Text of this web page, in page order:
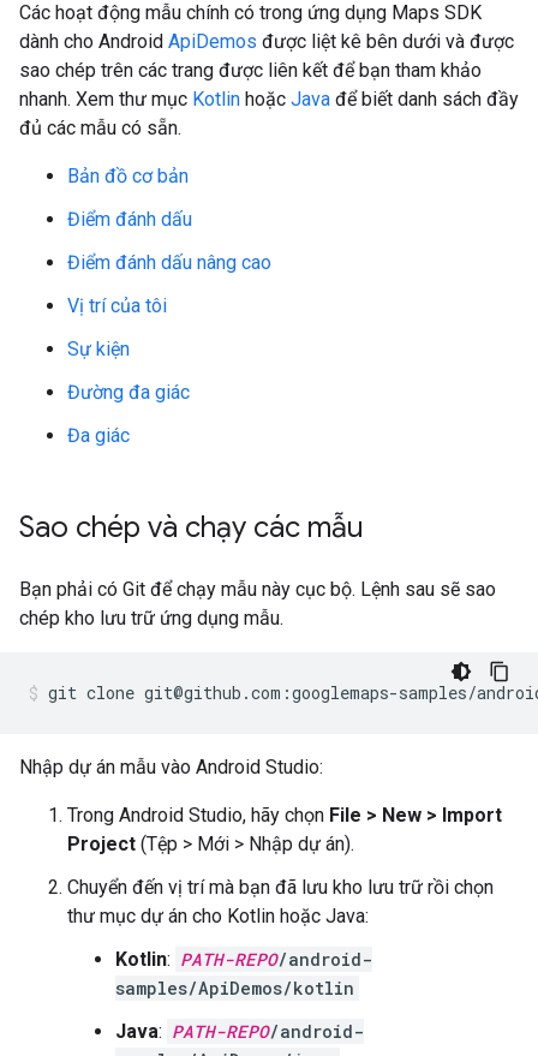
Các hoạt động mẫu chính có trong ứng dụng Maps SDK
dành cho Android ApiDemos được liệt kê bên dưới và được
sao chép trên các trang được liên kết để bạn tham khảo
nhanh. Xem thư mục Kotlin hoặc Java để biết danh sách đầy
đủ các mẫu có sẵn.
Bản đồ cơ bản
Điểm đánh dấu
Điểm đánh dấu nâng cao
Vị trí của tôi
Sự kiện
Đường đa giác
Đa giác
Sao chép và chạy các mẫu
Bạn phải có Git để chạy mẫu này cục bộ. Lệnh sau sẽ sao
chép kho lưu trữ ứng dụng mẫu.
git clone git@github.com:googlemaps-samples/
Nhập dự án mẫu vào Android Studio:
Trong Android Studio, hãy chọn File > New > Import
Project (Tệp > Mới > Nhập dự án).
Chuyển đến vị trí mà bạn đã lưu kho lưu trữ rồi chọn
thư mục dự án cho Kotlin hoặc Java:
Kotlin: PATH-REPO/android-
samples/ApiDemos/kotlin
Java: PATH-REPO/android-